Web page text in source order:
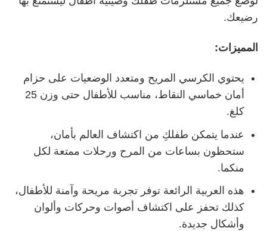
رضيعك.
المميزات:
يحتوي الكرسي المريح ومتعدد الوضعيات على حزام
أمان خماسي النقاط، مناسب للأطفال حتى وزن 25
كلغ.
عندما يتمكن طفلكِ من اكتشاف العالم بأمان،
ستحظون بساعات من المرح ورحلات ممتعة لكل
منكما.
هذه العربية الرائعة توفر تجربة مريحة وآمنة للأطفال،
كذلك تحفز على اكتشاف أصوات وحركات وألوان
وأشكال جديدة.